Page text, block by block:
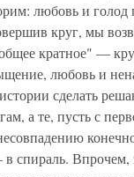
любовь и
круг, мы
кратное" —
любовь и
сделать
а те, пусть с
спираль. Впрочем,